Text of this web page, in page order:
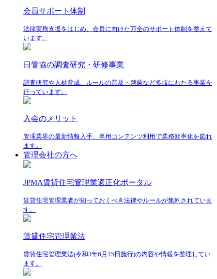
会員サポート体制
法律実務支援をはじめ、会員に向けた万全のサポート体制を整えて
います。
日管協の調査研究・研修事業
調査研究や人材育成、ルールの普及・啓蒙など多岐にわたる事業を
行っています。
入会のメリット
管理業界の最新情報入手、専用コンテンツ利用で業務効率化を図れ
ます。
管理会社の方へ
JPMA賃貸住宅管理業適正化ポータル
賃貸住宅管理業者が知っておくべき法律やルールが集約されていま
す。
賃貸住宅管理業法
賃貸住宅管理業法(令和3年6月15日施行)の内容や情報を整理してい
ます。